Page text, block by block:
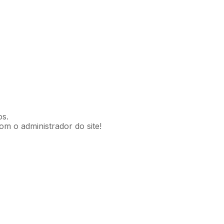
o administrador do site!